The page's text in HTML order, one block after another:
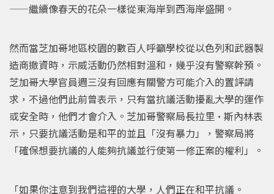
——繼續像春天的花朵一樣從東海岸到西海岸盛開。
然而當芝加哥地區校園的數百人呼籲學校從以色列和武器製
造商撤資時，示威活動仍然相對溫和，幾乎沒有警察幹預。
芝加哥大學官員週三沒有回應有關警方可能介入的置評請
求，不過他們此前曾表示，只有當抗議活動擾亂大學的運作
或安全時，他們才會介入。芝加哥警察局長拉里·斯內林表
示，只要抗議活動是和平的並且「沒有暴力」，警察局將
「確保想要抗議的人能夠抗議並行使第一修正案的權利」。
「如果你注意到我們這裡的大學，人們正在和平抗議。